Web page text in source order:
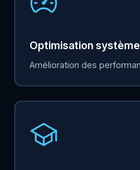
Optimisation système
Amélioration des